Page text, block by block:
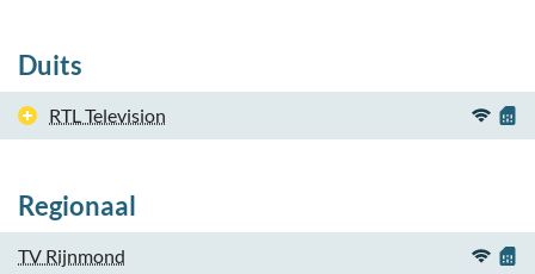
Duits
RTL Television
Regionaal
TV Rijnmond